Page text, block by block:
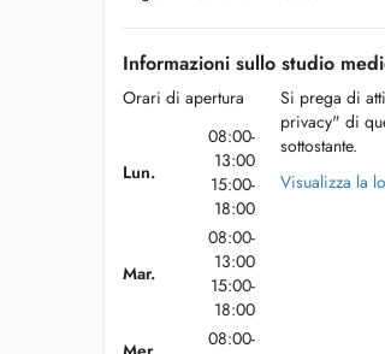
Informazioni sullo studio
Orari di apertura
Lun.
08:00-
13:00
15:00-
18:00
Mar.
08:00-
13:00
15:00-
18:00
08:00-
Si prega di
privacy" di
sottostante.
Visualizza la